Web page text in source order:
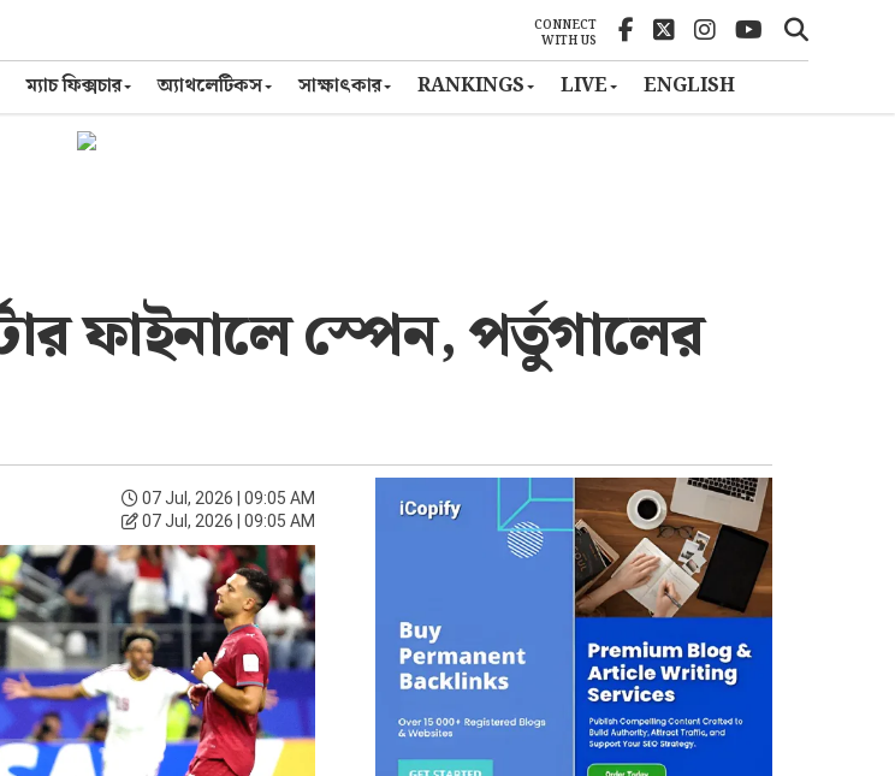
CONNECT
WITH US
ম্যাচ ফিক্সচার অ্যাথলেটিকস সাক্ষাৎকার RANKINGS LIVE ENGLISH
ফাইনালে স্পেন, পর্তুগালের
07 Jul, 2026 | 09:05 AM
07 Jul, 2026 | 09:05 AM